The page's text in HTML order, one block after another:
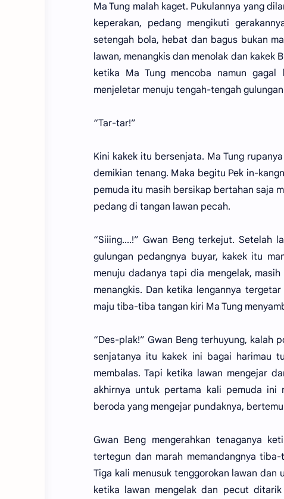
Ma Tung malah kaget. Pukulannya yang
keperakan, pedang mengikuti
setengah bola, hebat dan bagus bukan
lawan, menangkis dan menolak dan kakek
ketika Ma Tung mencoba namun
menjeletar menuju tengah-tengah
“Tar-tar!”
Kini kakek itu bersenjata. Ma Tung
demikian tenang. Maka begitu Pek in-
pemuda itu masih bersikap bertahan saja
pedang di tangan lawan pecah.
“Siiing....!” Gwan Beng terkejut. Setelah
gulungan pedangnya buyar, kakek itu
menuju dadanya tapi dia mengelak,
menangkis. Dan ketika lengannya
maju tiba-tiba tangan kiri Ma Tung
“Des-plak!” Gwan Beng terhuyung, kalah
senjatanya itu kakek ini bagai harimau
membalas. Tapi ketika lawan mengejar
akhirnya untuk pertama kali pemuda ini
beroda yang mengejar pundaknya,
Gwan Beng mengerahkan tenaganya
tertegun dan marah memandangnya
Tiga kali menusuk tenggorokan lawan
ketika lawan mengelak dan pecut